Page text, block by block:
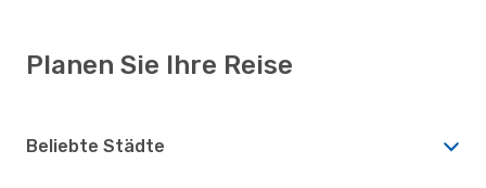
Planen Sie Ihre Reise
Beliebte Städte